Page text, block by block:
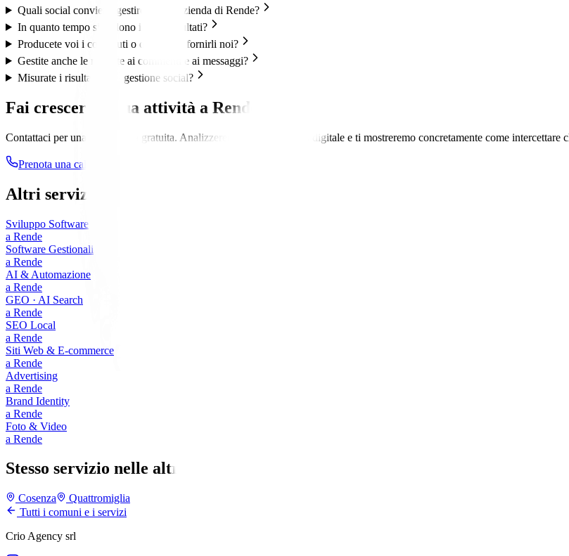
Quali social conviene gestire per un'azienda di Rende?
In quanto tempo si vedono i primi risultati?
Producete voi i contenuti o dobbiamo fornirli noi?
Gestite anche le risposte ai commenti e ai messaggi?
Misurate i risultati della gestione social?
Fai crescere la tua attività a Rende
Contattaci per una consulenza gratuita. Analizzeremo la tua presenza digitale e ti mostreremo concretamente come intercettare
Prenota una call gratuita
Altri servizi a
Sviluppo Software
a Rende
Software Gestionali
a Rende
AI & Automazione
a Rende
GEO · AI Search
a Rende
SEO Local
a Rende
Siti Web & E-commerce
a Rende
Advertising
a Rende
Brand Identity
a Rende
Foto & Video
a Rende
Stesso servizio nelle altre città
Cosenza
Quattromiglia
Tutti i comuni e i servizi
Crio Agency srl